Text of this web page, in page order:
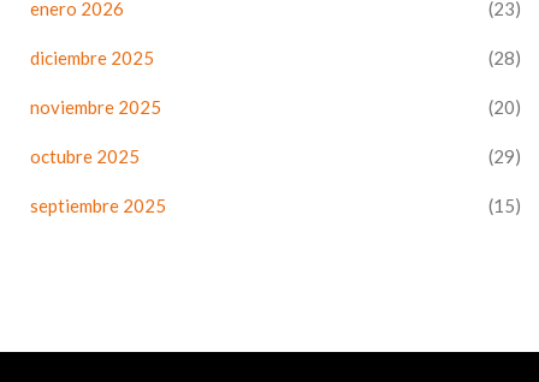
enero 2026 (23)
diciembre 2025 (28)
noviembre 2025 (20)
octubre 2025 (29)
septiembre 2025 (15)